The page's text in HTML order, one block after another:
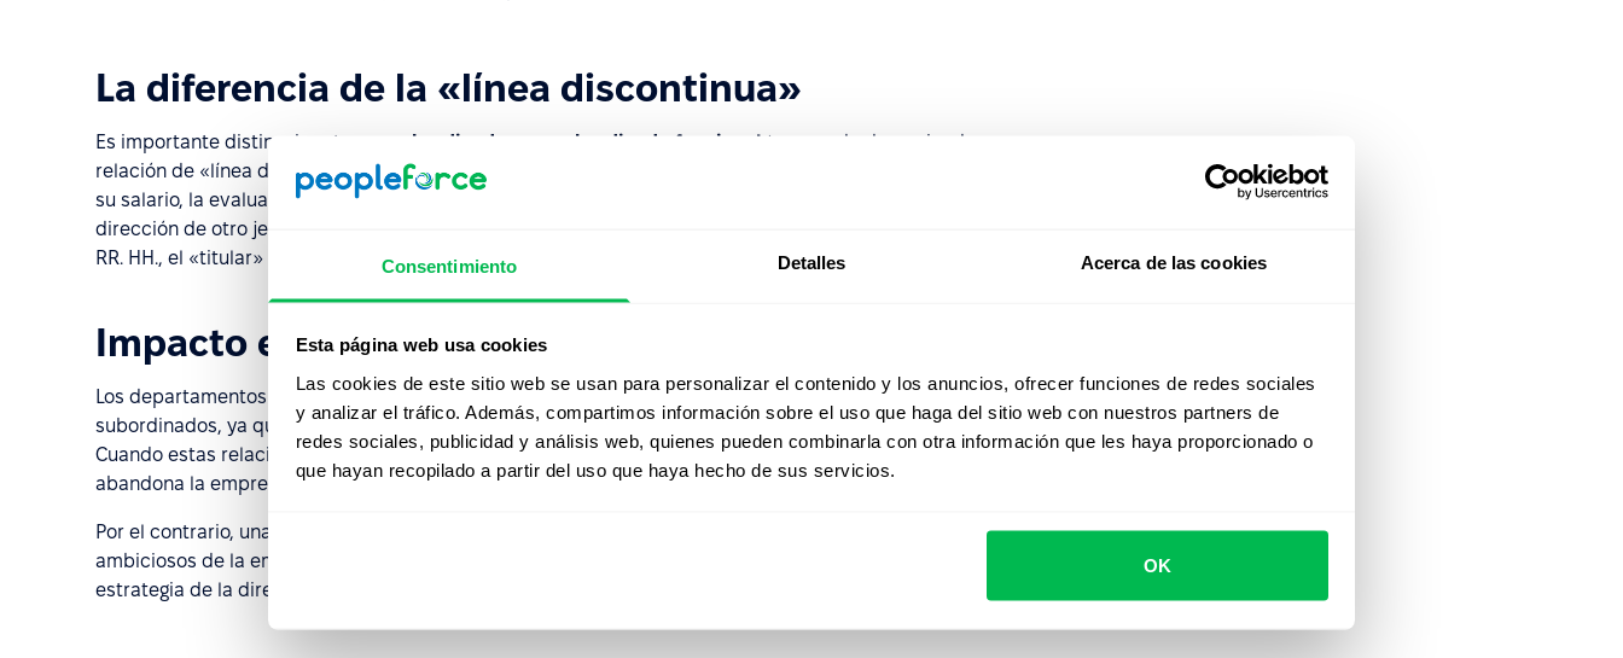
Consentimiento Detalles Acerca de las cookies
Esta página web usa cookies
Las cookies de este sitio web se usan para personalizar el contenido y los anuncios, ofrecer funciones de redes sociales
y analizar el tráfico. Además, compartimos información sobre el uso que haga del sitio web con nuestros partners de
redes sociales, publicidad y análisis web, quienes pueden combinarla con otra información que les haya proporcionado o
que hayan recopilado a partir del uso que haya hecho de sus servicios.
OK
La diferencia de la «línea discontinua»
Es importante distinguir entre un subordinado subordinado funcional (a menudo denominado
relación de «línea discontinua»). Aunque el subordinado se dirige a una sola persona en lo que respecta a
su salario, la evaluación de su rendimiento y las tareas diarias, puede trabajar ocasionalmente bajo la
dirección de otro jefe de proyecto en una organización matricial. Sin embargo, desde el punto de vista de
RR. HH., el «titular» del empleado sigue siendo su superior directo.
Impacto en la salud de la organización
Los departamentos de recursos humanos supervisan la calidad de las relaciones entre los gerentes y sus
subordinados, ya que este es el factor más importante que determina la retención de los empleados.
Cuando estas relaciones se rompen, a menudo conduce a una «rotación voluntaria», en la que el empleado
abandona la empresa precisamente para librarse de la supervisión de ese gerente.
Por el contrario, una sólida coordinación de las acciones de los subordinados garantiza que los objetivos
ambiciosos de la empresa se traduzcan en tareas prácticas cotidianas, manteniendo la coherencia entre la
estrategia de la dirección y la ejecución a nivel operativo.